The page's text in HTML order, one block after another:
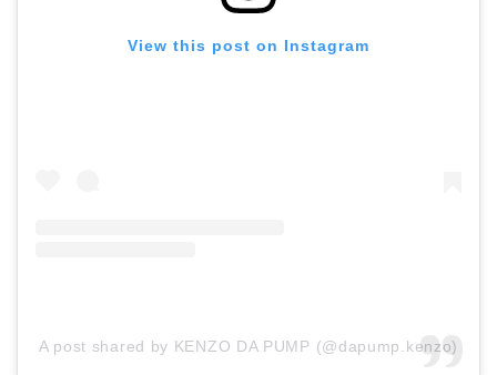
View this post on Instagram
A post shared by KENZO DA PUMP (@dapump.kenzo)